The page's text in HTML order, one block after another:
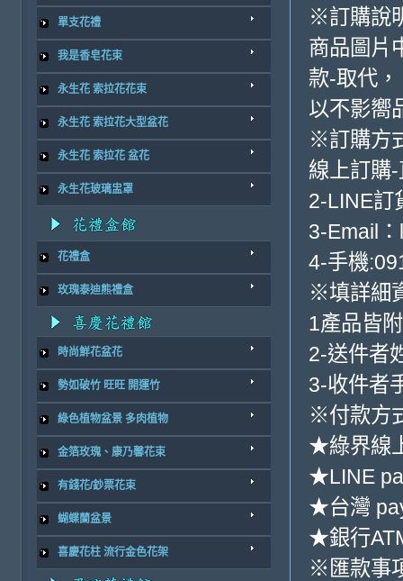
單支花禮
我是香皂花束
永生花 索拉花花束
永生花 索拉花大型盆花
永生花 索拉花 盆花
永生花玻璃盅罩
花禮盒
玫瑰泰迪熊禮盒
時尚鮮花盆花
勢如破竹 旺旺 開運竹
綠色植物盆景 多肉植物
金箔玫瑰、康乃馨花束
有錢花/鈔票花束
蝴蝶蘭盆景
喜慶花柱 流行金色花架
※訂購說
商品圖片
款-取代，
以不影嚮
※訂購方
線上訂購
2-LINE訂
3-Email
4-手機
※填詳細
1產品皆
2-送件者
3-收件者
※付款方
★綠界線
★LINE
★台灣
★銀行
※匯款事